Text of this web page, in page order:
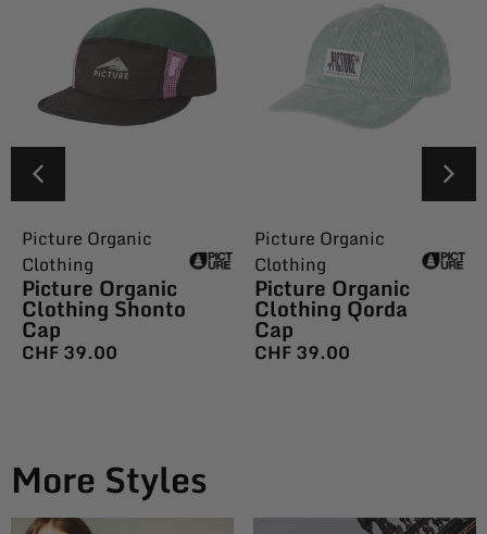
Picture Organic
Clothing
Picture Organic
Clothing Shonto
Cap
CHF39.00
Picture Organic
Clothing
Picture Organic
Clothing Qorda
Cap
CHF39.00
More Styles